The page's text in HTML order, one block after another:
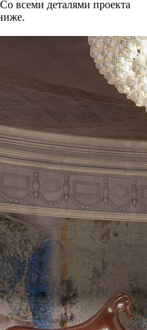
всеми деталями проекта